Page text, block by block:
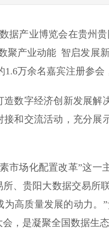
据产业博览会在贵州
聚产业动能 智启发展
万余名嘉宾注册参会
字经济创新发展解
和交流活动，充分展
场化配置改革”这一
、贵阳大数据交易所
高质量发展的动力。
，是凝聚全国数据生